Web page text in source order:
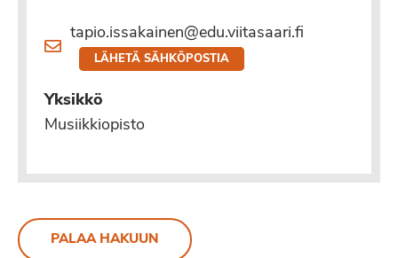
tapio.issakainen@edu.viitasaari.fi
LÄHETÄ SÄHKÖPOSTIA
Yksikkö
Musiikkiopisto
PALAA HAKUUN